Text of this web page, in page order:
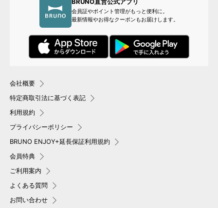
会員証やポイント管理がもっと便利に。
最新情報やお得なクーポンもお届けします。
会社概要
特定商取引法に基づく表記
利用規約
プライバシーポリシー
BRUNO ENJOY+延長保証利用規約
会員特典
ご利用案内
よくある質問
お問い合わせ